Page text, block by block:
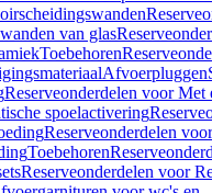
van glas
Toebehoren
Afvoerpluggen
Reserveonderdelen voor
spoelactivering
Reserveonderdelen
Toebehoren
Reserveonderdelen voor